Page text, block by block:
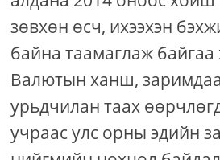
зөвхөн өсч, ихээхэн
байна таамаглаж байгаа
Валютын ханш,
урьдчилан таах
учраас улс орны эдийн